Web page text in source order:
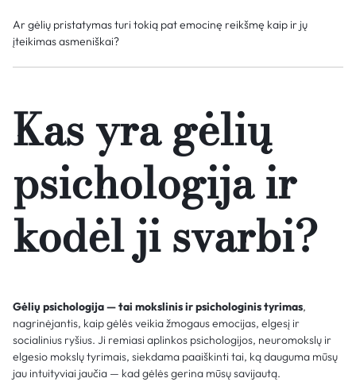
Ar gėlių pristatymas turi tokią pat emocinę reikšmę kaip ir jų
įteikimas asmeniškai?
Kas yra gėlių
psichologija ir
kodėl ji svarbi?
Gėlių psichologija — tai mokslinis ir psichologinis tyrimas,
nagrinėjantis, kaip gėlės veikia žmogaus emocijas, elgesį ir
socialinius ryšius. Ji remiasi aplinkos psichologijos, neuromokslų ir
elgesio mokslų tyrimais, siekdama paaiškinti tai, ką dauguma mūsų
jau intuityviai jaučia — kad gėlės gerina mūsų savijautą.